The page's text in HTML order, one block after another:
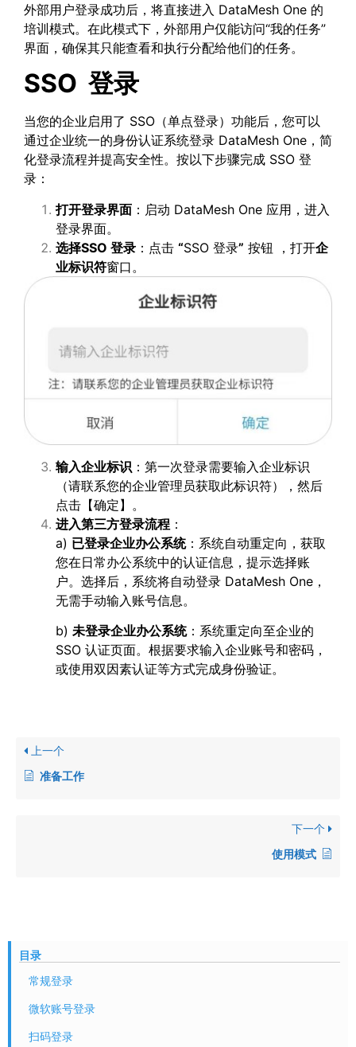
外部用户登录成功后，将直接进入 DataMesh One 的
培训模式。在此模式下，外部用户仅能访问“我的任务”
界面，确保其只能查看和执行分配给他们的任务。
SSO 登录
当您的企业启用了 SSO（单点登录）功能后，您可以
通过企业统一的身份认证系统登录 DataMesh One，简
化登录流程并提高安全性。按以下步骤完成 SSO 登
录：
打开登录界面 ：启动 DataMesh One 应用，进入
登录界面。
选择SSO 登录 ：点击 “SSO 登录” 按钮 ，打开企
业标识符窗口。
输入企业标识 ：第一次登录需要输入企业标识
（请联系您的企业管理员获取此标识符），然后
点击【确定】。
进入第三方登录流程 ：
a) 已登录企业办公系统：系统自动重定向，获取
您在日常办公系统中的认证信息，提示选择账
户。选择后，系统将自动登录 DataMesh One，
无需手动输入账号信息。
b) 未登录企业办公系统：系统重定向至企业的
SSO 认证页面。根据要求输入企业账号和密码，
或使用双因素认证等方式完成身份验证。
上一个
准备工作
下一个
使用模式
目录
常规登录
微软账号登录
扫码登录